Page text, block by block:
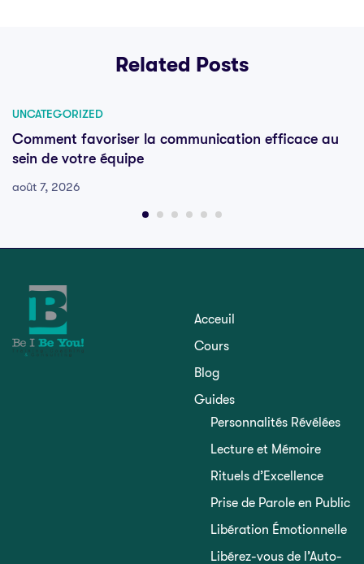
Related Posts
UNCATEGORIZED
Comment favoriser la communication efficace au
sein de votre équipe
août 7, 2026
Acceuil
Cours
Blog
Guides
Personnalités Révélées
Lecture et Mémoire
Rituels d’Excellence
Prise de Parole en Public
Libération Émotionnelle
Libérez-vous de l’Auto-